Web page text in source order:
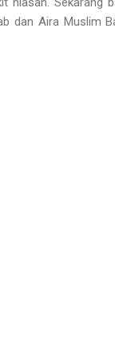
dan Aira Muslim